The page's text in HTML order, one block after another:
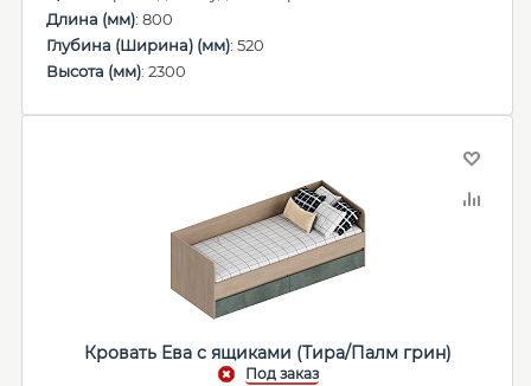
Длина (мм): 800
Глубина (Ширина) (мм): 520
Высота (мм): 2300
Кровать Ева с ящиками (Тира/Палм грин)